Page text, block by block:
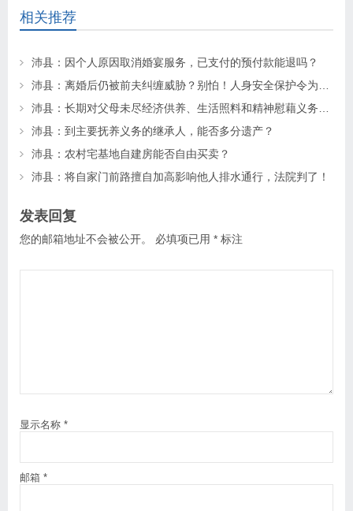
相关推荐
沛县：因个人原因取消婚宴服务，已支付的预付款能退吗？
沛县：到主要抚养义务的继承人，能否多分遗产？
沛县：农村宅基地自建房能否自由买卖？
沛县：将自家门前路擅自加高影响他人排水通行，法院判了！
发表回复
您的邮箱地址不会被公开。 必填项已用 * 标注
显示名称 *
邮箱 *